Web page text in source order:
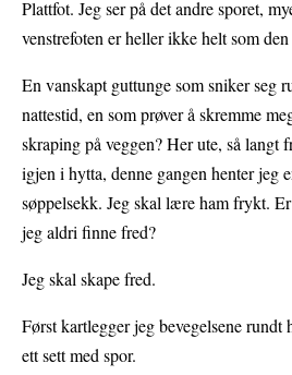
Plattfot. Jeg ser på det andre sporet,
venstrefoten er heller ikke helt som
En vanskapt guttunge som sniker seg
nattestid, en som prøver å skremme
skraping på veggen? Her ute, så langt
igjen i hytta, denne gangen henter jeg
søppelsekk. Jeg skal lære ham frykt.
jeg aldri finne fred?
Jeg skal skape fred.
Først kartlegger jeg bevegelsene
ett sett med spor.